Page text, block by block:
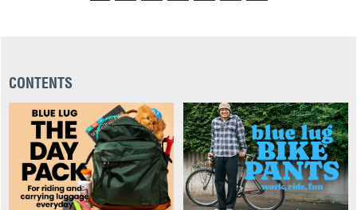
CONTENTS